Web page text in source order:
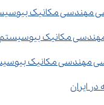
مهندسی مکانیک
مهندسی مکانیک
ایران